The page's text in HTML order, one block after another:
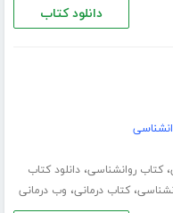
دانلود کتاب
،کتاب روانشناسی،دانلود کتاب
،کتاب درمانی، وب درمانی